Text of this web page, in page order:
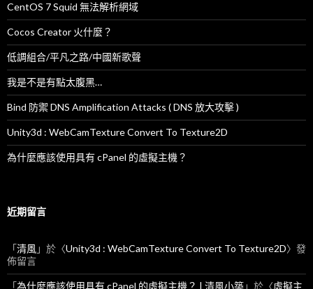
CentOS 7 Squid 無法解析網域
Cocos Creator 火什麼？
低調組合/平凡之路/中國新歌聲
我是不是有點太腹黑…
Bind 防禦 DNS Amplification Attacks ( DNS 放大攻擊 )
Unity3d : WebCamTexture Convert To Texture2D
為什麼應該使用具有 cPanel 的虛擬主機？
近期留言
「清風」於〈Unity3d : WebCamTexture Convert To Texture2D〉發
佈留言
「為什麼應該使用具有 cPanel 的虛擬主機？ | 清風小築」於〈虛擬主